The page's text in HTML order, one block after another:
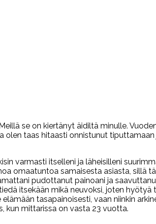
se on kiertänyt äidiltä minulle.
olen taas hitaasti onnistunut
varmasti itselleni ja läheisilleni
omaatuntoa samaisesta asiasta, sillä
pudottanut painoani ja
itsekään mikä neuvoksi, joten hyötyä
tasapainoisesti, vaan niinkin
kun mittarissa on vasta 23 vuotta.